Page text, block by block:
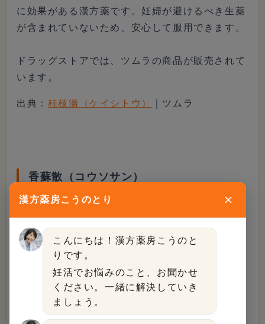
漢方薬房こうのとり
こんにちは！漢方薬房こうのと
りです。
妊活でお悩みのこと、お聞かせ
ください。一緒に解決していき
ましょう。
に効果がある漢方薬です。妊婦が避けるべき生薬
が含まれていないため、安心して服用できます。
ドラッグストアでは、ツムラの商品が販売されて
います。
出典： 桂枝湯（ケイシトウ） ｜ツムラ
香蘇散（コウソサン）
香蘇散は、胃腸が弱い人の風邪の引きはじめによ
く用いられる漢方薬で、妊婦にもよく使用されて
います。また、女性ホルモンの変動によるストレ
ス症状にも効果を発揮します。
ドラッグストアでは、クラシエの商品が購入可能
です。